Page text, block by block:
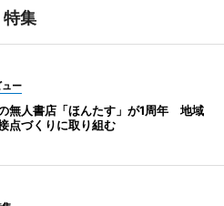
特集
ー
無人書店「ほんたす」が1周年 地域
点づくりに取り組む